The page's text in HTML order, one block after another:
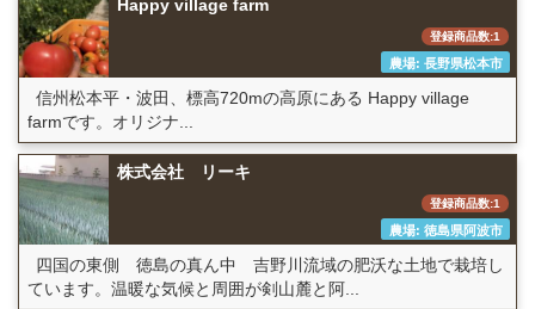
Happy village farm
登録商品数:1
農場: 長野県松本市
信州松本平・波田、標高720mの高原にある Happy village
farmです。オリジナ...
株式会社 リーキ
登録商品数:1
農場: 徳島県阿波市
四国の東側 徳島の真ん中 吉野川流域の肥沃な土地で栽培し
ています。温暖な気候と周囲が剣山麓と阿...